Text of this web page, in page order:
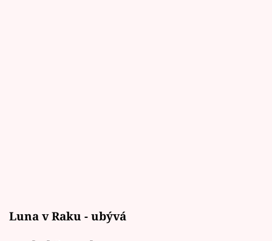
Luna v Raku - ubývá